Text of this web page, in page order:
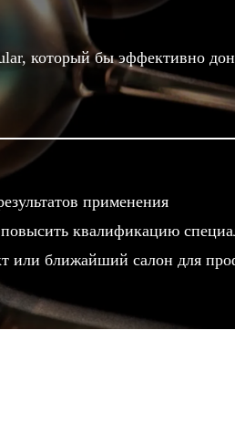
который бы эффективно
применения
квалификацию
или ближайший салон для